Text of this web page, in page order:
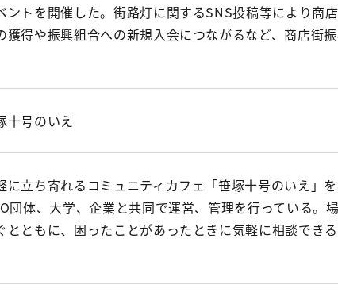
ントを開催した。街路灯に関するSNS投稿等により商
獲得や振興組合への新規入会につながるなど、商店街
十号のいえ
に立ち寄れるコミュニティカフェ「笹塚十号のいえ」
団体、大学、企業と共同で運営、管理を行っている。
とともに、困ったことがあったときに気軽に相談でき